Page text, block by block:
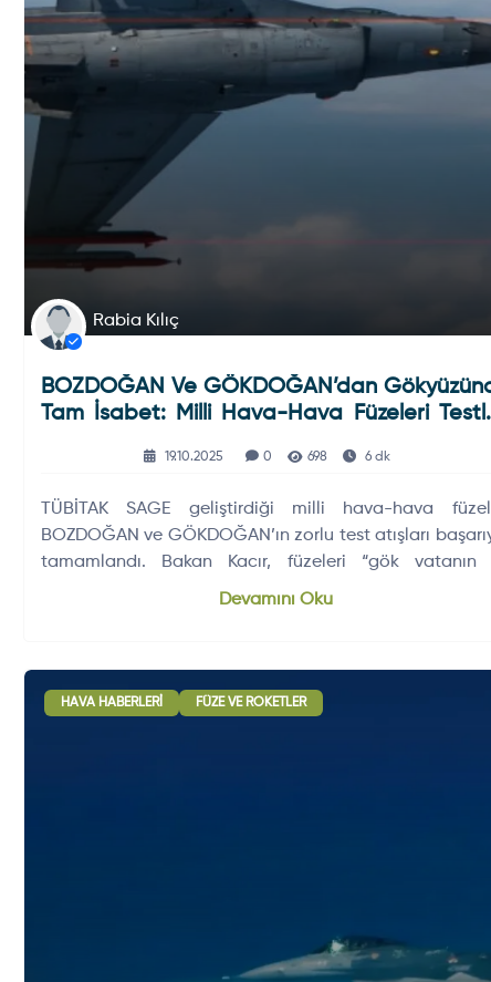
Rabia Kılıç
BOZDOĞAN Ve GÖKDOĞAN’dan
Tam İsabet: Milli Hava-Hava Füzeleri
19.10.2025 0 698 6 dk
TÜBİTAK SAGE geliştirdiği milli hava-hava
BOZDOĞAN ve GÖKDOĞAN’ın zorlu test atışları
tamamlandı. Bakan Kacır, füzeleri “gök vatanın
pençesi” olarak tanımladı.
Devamını Oku
HAVA HABERLERI FÜZE VE ROKETLER